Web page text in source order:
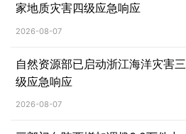
家地质灾害四级应急响应
2026-08-07
自然资源部已启动浙江海洋灾害三
级应急响应
2026-08-07